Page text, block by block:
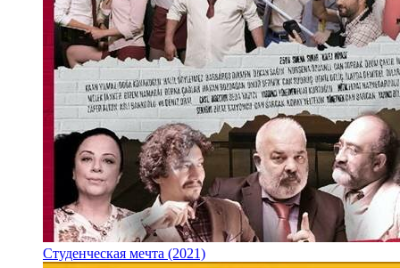
Студенческая мечта (2021)